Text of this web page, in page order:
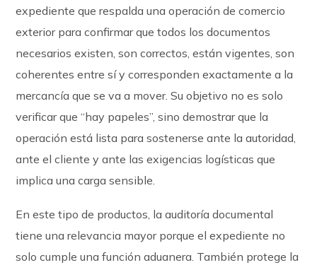
expediente que respalda una operación de comercio
exterior para confirmar que todos los documentos
necesarios existen, son correctos, están vigentes, son
coherentes entre sí y corresponden exactamente a la
mercancía que se va a mover. Su objetivo no es solo
verificar que “hay papeles”, sino demostrar que la
operación está lista para sostenerse ante la autoridad,
ante el cliente y ante las exigencias logísticas que
implica una carga sensible.
En este tipo de productos, la auditoría documental
tiene una relevancia mayor porque el expediente no
solo cumple una función aduanera. También protege la